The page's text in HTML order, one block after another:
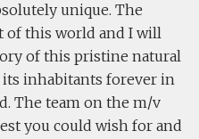
unique. The
of this world and I will
of this pristine natural
inhabitants forever in
The team on the m/v
you could wish for and